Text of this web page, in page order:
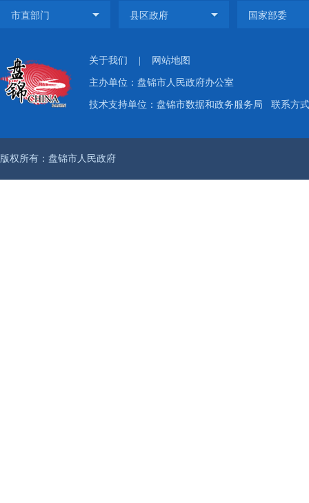
关于我们 网站地图
主办单位：盘锦市人民政府办公室
技术支持单位：盘锦市数据和政务服务局 联系方
版权所有：盘锦市人民政府